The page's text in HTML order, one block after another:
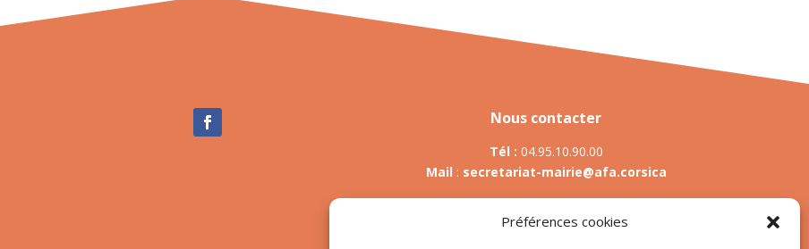
Préférences cookies
Nous contacter
Tél : 04.95.10.90.00
Mail : secretariat-mairie@afa.corsica
785 Strada d’Afà – Merria 20167 Afa